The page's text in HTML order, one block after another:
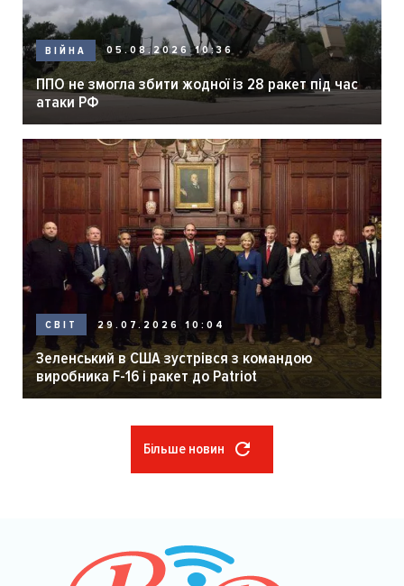
ВІЙНА 05.08.2026 10:36
ППО не змогла збити жодної із 28 ракет під час
атаки РФ
СВІТ 29.07.2026 10:04
Зеленський в США зустрівся з командою
виробника F-16 і ракет до Patriot
Більше новин